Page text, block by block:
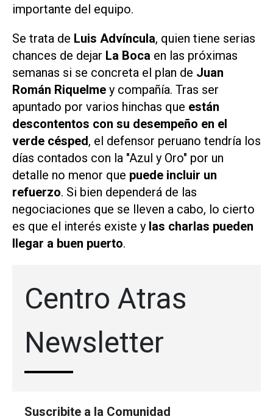
importante del equipo.
Se trata de Luis Advíncula, quien tiene serias
chances de dejar La Boca en las próximas
semanas si se concreta el plan de Juan
Román Riquelme y compañía. Tras ser
apuntado por varios hinchas que están
descontentos con su desempeño en el
verde césped, el defensor peruano tendría los
días contados con la "Azul y Oro" por un
detalle no menor que puede incluir un
refuerzo. Si bien dependerá de las
negociaciones que se lleven a cabo, lo cierto
es que el interés existe y las charlas pueden
llegar a buen puerto.